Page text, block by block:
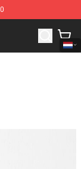
House